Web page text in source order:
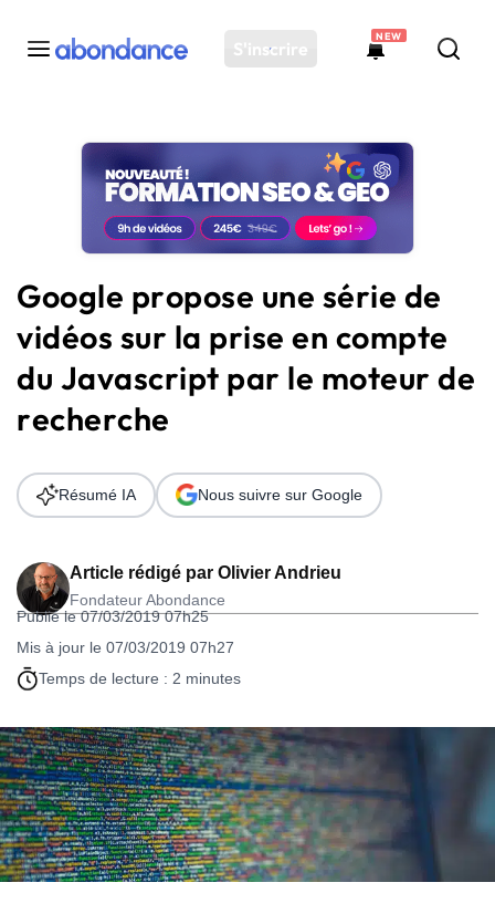
S'inscrire
NEW
Toutes les actus
Actus SEO
Plateforme
Solutions
Ressources
Audit SEO
Google propose une série de
vidéos sur la prise en compte
du Javascript par le moteur de
recherche
Article rédigé par Olivier Andrieu
Fondateur Abondance
Publié le 07/03/2019 07h25
Mis à jour le 07/03/2019 07h27
Temps de lecture : 2 minutes
Résumé IA Nous suivre sur Google